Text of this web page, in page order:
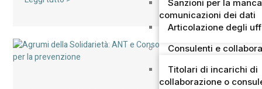
Sanzioni per la
comunicazioni dei dati
Articolazione degli
Consulenti e
Titolari di incarichi di
collaborazione o